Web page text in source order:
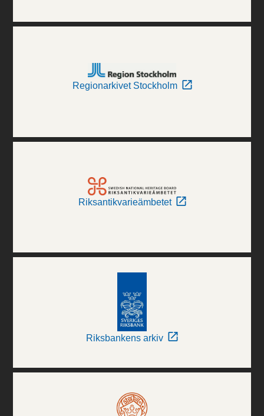
Regionarkivet Stockholm
Riksantikvarieämbetet
Riksbankens arkiv